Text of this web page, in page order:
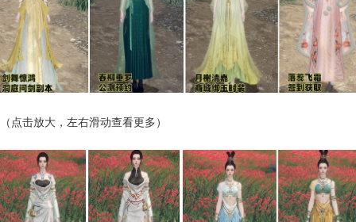
（点击放大，左右滑动查看更多）